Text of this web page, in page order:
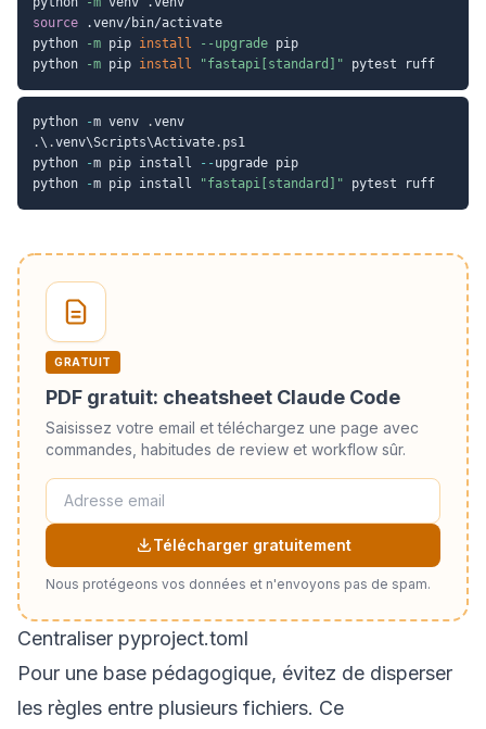
source .venv/bin/activate
python
-m pip install --upgrade pip
python
-m pip install "fastapi[standard]"
python -m venv .
.\ .venv\Scripts\Activate. ps1
python
-m pip install -- upgrade pip
python
-m pip install "fastapi[standard]"
GRATUIT
PDF gratuit: cheatsheet Claude Code
Saisissez votre email et téléchargez une page avec
commandes, habitudes de review et workflow sûr.
Télécharger gratuitement
Nous protégeons vos données et n'envoyons pas de spam.
Centraliser pyproject.toml
Pour une base pédagogique, évitez de disperser
les règles entre plusieurs fichiers. Ce